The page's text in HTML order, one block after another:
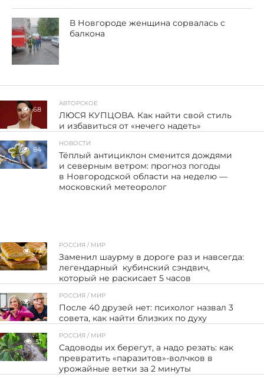
В Новгороде женщина сорвалась с
балкона
68
АВТОРСКОЕ
ЛЮСЯ КУПЦОВА. Как найти свой стиль
и избавиться от «нечего надеть»
84
НОВОСТИ
Тёплый антициклон сменится дождями
и северным ветром: прогноз погоды
в Новгородской области на неделю —
московский метеоролог
77
РОССИЯ / МИР
Заменил шаурму в дороге раз и навсегда:
легендарный кубинский сэндвич,
который не раскисает 5 часов
42
РОССИЯ / МИР
После 40 друзей нет: психолог назвал 3
совета, как найти близких по духу
51
РОССИЯ / МИР
Садоводы их берегут, а надо резать: как
превратить «паразитов»-волчков в
урожайные ветки за 2 минуты